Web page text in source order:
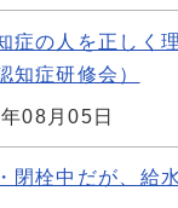
症の人を正しく
知症研修会）
08月05日
閉栓中だが、給